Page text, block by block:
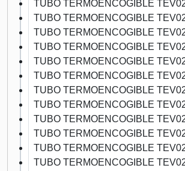
TUBO TERMOENCOGIBLE
TUBO TERMOENCOGIBLE
TUBO TERMOENCOGIBLE
TUBO TERMOENCOGIBLE
TUBO TERMOENCOGIBLE
TUBO TERMOENCOGIBLE
TUBO TERMOENCOGIBLE
TUBO TERMOENCOGIBLE
TUBO TERMOENCOGIBLE
TUBO TERMOENCOGIBLE
TUBO TERMOENCOGIBLE
TUBO TERMOENCOGIBLE